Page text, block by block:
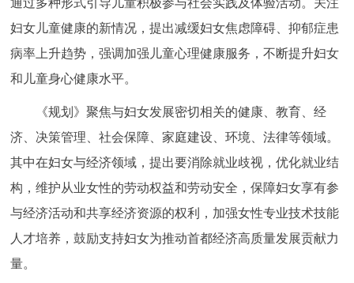
通过多种形式引导儿童积极参与社会实践及体验活动。关注
妇女儿童健康的新情况，提出减缓妇女焦虑障碍、抑郁症患
病率上升趋势，强调加强儿童心理健康服务，不断提升妇女
和儿童身心健康水平。
《规划》聚焦与妇女发展密切相关的健康、教育、经
济、决策管理、社会保障、家庭建设、环境、法律等领域。
其中在妇女与经济领域，提出要消除就业歧视，优化就业结
构，维护从业女性的劳动权益和劳动安全，保障妇女享有参
与经济活动和共享经济资源的权利，加强女性专业技术技能
人才培养，鼓励支持妇女为推动首都经济高质量发展贡献力
量。